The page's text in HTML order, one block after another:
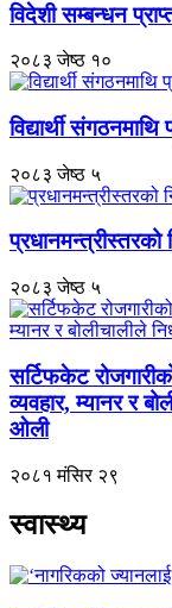
विदेशी सम्बन्धन
२०८३ जेष्ठ १०
विद्यार्थी संगठनमाथि
२०८३ जेष्ठ ५
प्रधानमन्त्रीस्तरको
२०८३ जेष्ठ ५
सर्टिफकेट
व्यवहार, म्यानर र
ओली
२०८१ मंसिर २९
स्वास्थ्य